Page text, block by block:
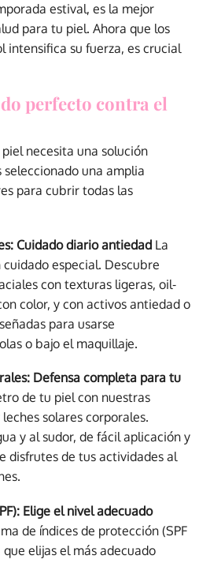
estival, es la mejor
para tu piel. Ahora que los
intensifica su fuerza, es crucial
perfecto contra el
necesita una solución
seleccionado una amplia
para cubrir todas las
Cuidado diario antiedad La
especial. Descubre
con texturas ligeras, oil-
color, y con activos antiedad o
para usarse
o bajo el maquillaje.
Defensa completa para tu
de tu piel con nuestras
solares corporales.
y al sudor, de fácil aplicación y
disfrutes de tus actividades al
Elige el nivel adecuado
de índices de protección (SPF
que elijas el más adecuado